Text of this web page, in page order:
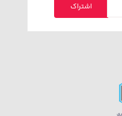
اشتراک